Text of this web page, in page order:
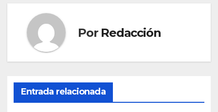
k
Por Redacción
Entrada relacionada